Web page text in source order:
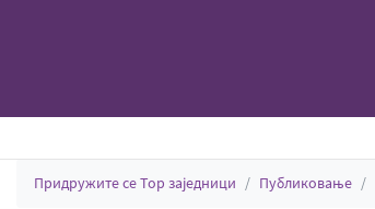
Придружите се Тор заједници Публиковање